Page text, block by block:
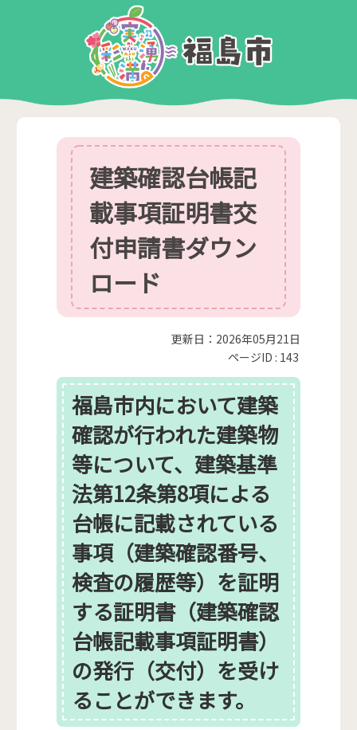
建築確認台帳記
載事項証明書交
付申請書ダウン
ロード
更新日：2026年05月21日
ページID : 143
福島市内において建築
確認が行われた建築物
等について、建築基準
法第12条第8項による
台帳に記載されている
事項（建築確認番号、
検査の履歴等）を証明
する証明書（建築確認
台帳記載事項証明書）
の発行（交付）を受け
ることができます。